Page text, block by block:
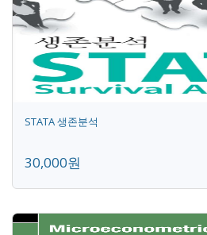
STATA 생존분석
30,000원